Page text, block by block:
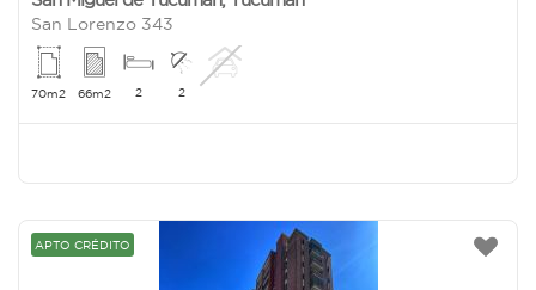
San Lorenzo 343
70m2 66m2 2 2
APTO CRÉDITO